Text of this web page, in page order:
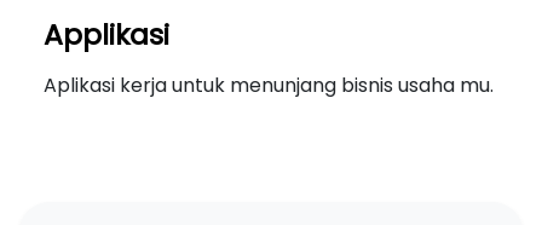
Applikasi
Aplikasi kerja untuk menunjang bisnis usaha mu.